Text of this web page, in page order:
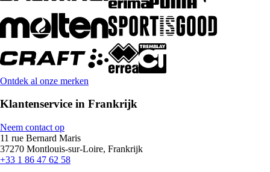
Ontdek al onze merken
Klantenservice in Frankrijk
Neem contact op
11 rue Bernard Maris
37270 Montlouis-sur-Loire, Frankrijk
+33 1 86 47 62 58